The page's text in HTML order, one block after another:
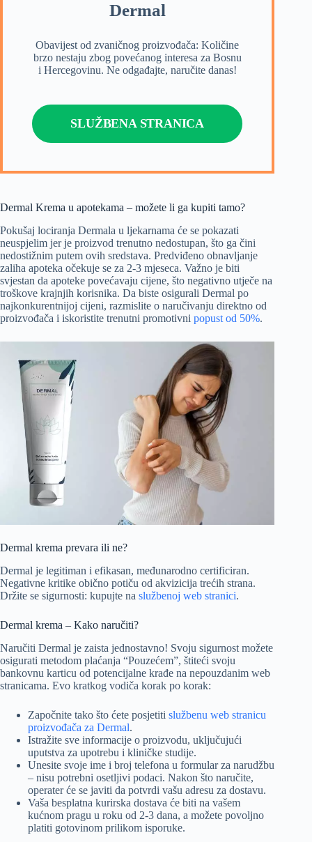
Dermal
Obavijest od zvaničnog proizvođača: Količine
brzo nestaju zbog povećanog interesa za Bosnu
i Hercegovinu. Ne odgađajte, naručite danas!
SLUŽBENA STRANICA
Dermal Krema u apotekama – možete li ga kupiti tamo?
Pokušaj lociranja Dermala u ljekarnama će se pokazati
neuspjelim jer je proizvod trenutno nedostupan, što ga čini
nedostižnim putem ovih sredstava. Predviđeno obnavljanje
zaliha apoteka očekuje se za 2-3 mjeseca. Važno je biti
svjestan da apoteke povećavaju cijene, što negativno utječe na
troškove krajnjih korisnika. Da biste osigurali Dermal po
najkonkurentnijoj cijeni, razmislite o naručivanju direktno od
proizvođača i iskoristite trenutni promotivni popust od 50%.
Dermal krema prevara ili ne?
Dermal je legitiman i efikasan, međunarodno certificiran.
Negativne kritike obično potiču od akvizicija trećih strana.
Držite se sigurnosti: kupujte na službenoj web stranici.
Dermal krema – Kako naručiti?
Naručiti Dermal je zaista jednostavno! Svoju sigurnost možete
osigurati metodom plaćanja “Pouzećem”, štiteći svoju
bankovnu karticu od potencijalne krađe na nepouzdanim web
stranicama. Evo kratkog vodiča korak po korak:
Započnite tako što ćete posjetiti službenu web stranicu
proizvođača za Dermal.
Istražite sve informacije o proizvodu, uključujući
uputstva za upotrebu i kliničke studije.
Unesite svoje ime i broj telefona u formular za narudžbu
– nisu potrebni osetljivi podaci. Nakon što naručite,
operater će se javiti da potvrdi vašu adresu za dostavu.
Vaša besplatna kurirska dostava će biti na vašem
kućnom pragu u roku od 2-3 dana, a možete povoljno
platiti gotovinom prilikom isporuke.